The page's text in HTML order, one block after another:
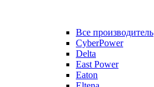
Все производитель
CyberPower
Delta
East Power
Eaton